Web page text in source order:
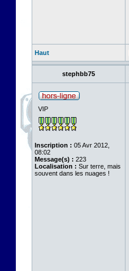
Haut
stephbb75
VIP
Inscription : 05 Avr 2012,
08:02
Message(s) : 223
Localisation : Sur terre, mais
souvent dans les nuages !